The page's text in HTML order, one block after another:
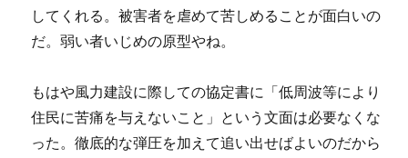
してくれる。被害者を虐めて苦しめることが面白いの
だ。弱い者いじめの原型やね。
もはや風力建設に際しての協定書に「低周波等により
住民に苦痛を与えないこと」という文面は必要なくな
った。徹底的な弾圧を加えて追い出せばよいのだから